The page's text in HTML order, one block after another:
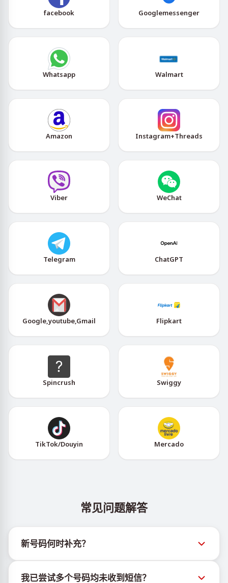
facebook Googlemessenger
Whatsapp Walmart
Amazon Instagram+Threads
Viber WeChat
Telegram ChatGPT
Google,youtube,Gmail Flipkart
Spincrush Swiggy
TikTok/Douyin Mercado
常见问题解答
新号码何时补充？
人 @TigerSMSofficial_bot 查看。该频道会及时更新，
我已尝试多个号码均未收到短信？